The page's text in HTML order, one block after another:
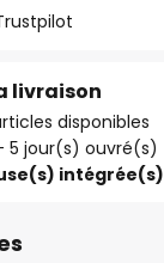
livraison
disponibles
5 jour(s) ouvré(s)
intégrée(s)